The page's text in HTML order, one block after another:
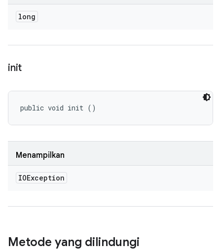
long
init
public void init ()
Menampilkan
IOException
Metode yang dilindungi